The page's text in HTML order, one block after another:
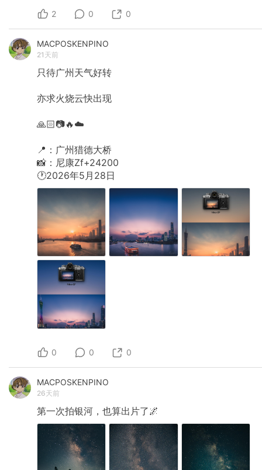
2 0 0
MACPOSKENPINO
21天前
只待广州天气好转
亦求火烧云快出现
🙏🏻📷🔥☁️
📍：广州猎德大桥
📸：尼康Zf+24200
🕐2026年5月28日
0 0 0
MACPOSKENPINO
26天前
第一次拍银河，也算出片了🌌